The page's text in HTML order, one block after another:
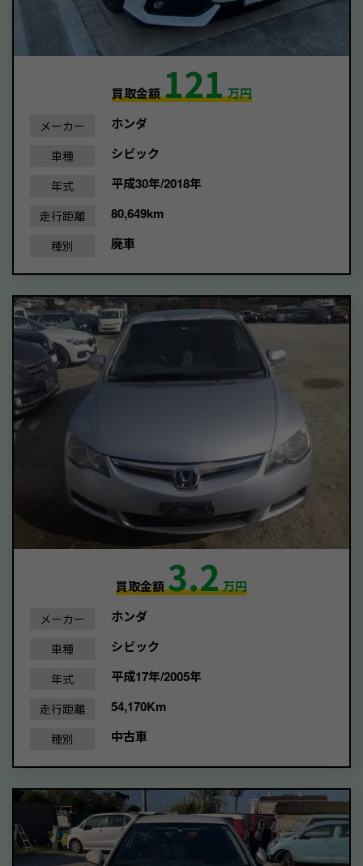
買取金額121万円
メーカー ホンダ
車種 シビック
年式 平成30年/2018年
走行距離 80,649km
種別 廃車
買取金額3.2万円
メーカー ホンダ
車種 シビック
年式 平成17年/2005年
走行距離 54,170Km
種別 中古車